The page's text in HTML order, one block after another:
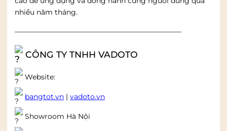
nhiều năm tháng.
———————————————————————–
CÔNG TY TNHH VADOTO
Website:
bangtot.vn | vadoto.vn
Showroom Hà Nội